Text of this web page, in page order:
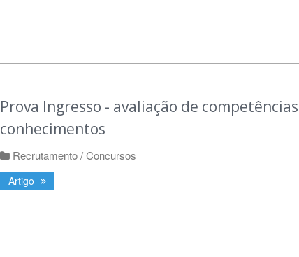
Prova Ingresso - avaliação de
conhecimentos
Recrutamento / Concursos
Artigo